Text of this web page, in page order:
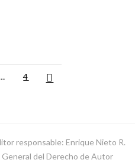
4
responsable: Enrique Nieto R.
del Derecho de Autor